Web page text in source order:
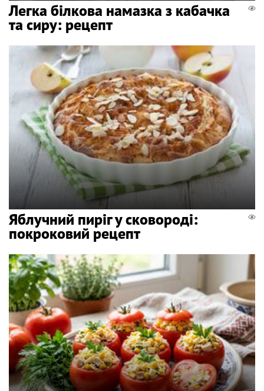
Легка білкова намазка з кабачка
та сиру: рецепт
Яблучний пиріг у сковороді:
покроковий рецепт